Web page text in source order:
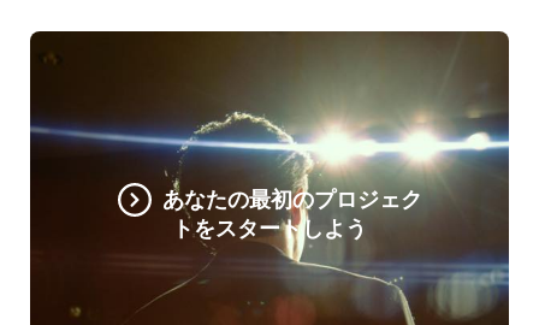
あなたの最初のプロジェク
トをスタートしよう